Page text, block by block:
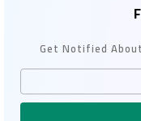
Get Notified